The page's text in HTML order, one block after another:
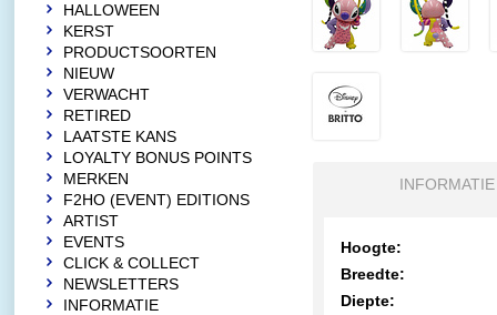
INFORMATIE
Hoogte:
Breedte:
Diepte:
HALLOWEEN
KERST
PRODUCTSOORTEN
NIEUW
VERWACHT
RETIRED
LAATSTE KANS
LOYALTY BONUS POINTS
MERKEN
F2HO (EVENT) EDITIONS
ARTIST
EVENTS
CLICK & COLLECT
NEWSLETTERS
INFORMATIE